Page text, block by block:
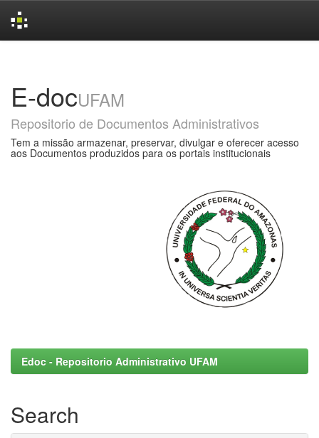
E-docUFAM
Repositorio de Documentos Administrativos
Tem a missão armazenar, preservar, divulgar e oferecer acesso
aos Documentos produzidos para os portais institucionais
Edoc - Repositorio Administrativo UFAM
Search